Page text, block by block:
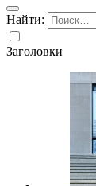
Найти:
Заголовки